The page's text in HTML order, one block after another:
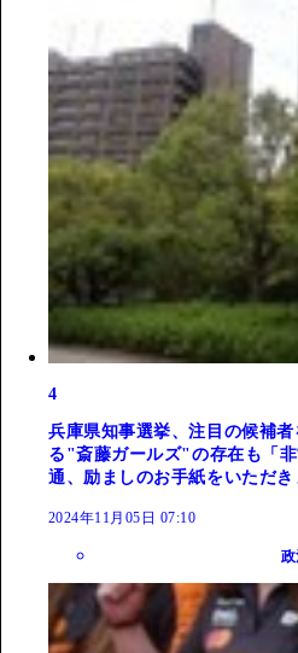
4
兵庫県知事選挙、注目の候補
る"斎藤ガールズ"の存在も「
通、励ましのお手紙をいただき
2024年11月05日 07:10